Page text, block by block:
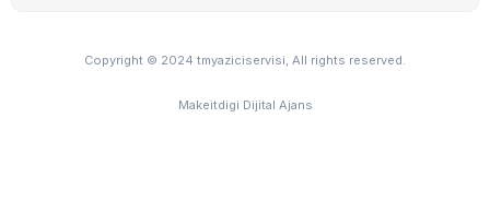
Copyright © 2024 tmyaziciservisi, All rights reserved.
Makeitdigi Dijital Ajans